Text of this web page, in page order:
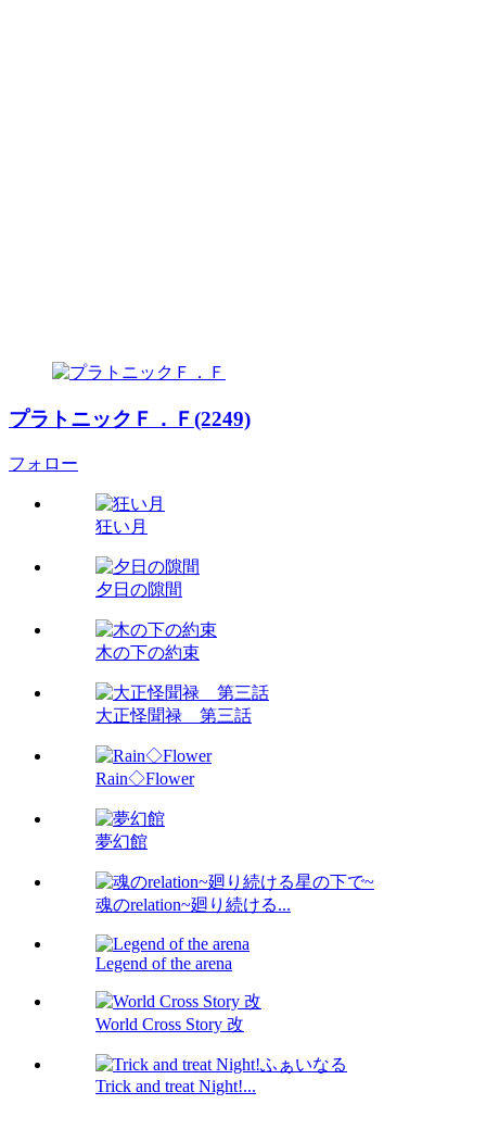
プラトニックＦ．Ｆ(2249)
フォロー
狂い月
夕日の隙間
木の下の約束
大正怪聞禄 第三話
Rain◇Flower
夢幻館
魂のrelation~廻り続ける...
Legend of the arena
World Cross Story 改
Trick and treat Night!...